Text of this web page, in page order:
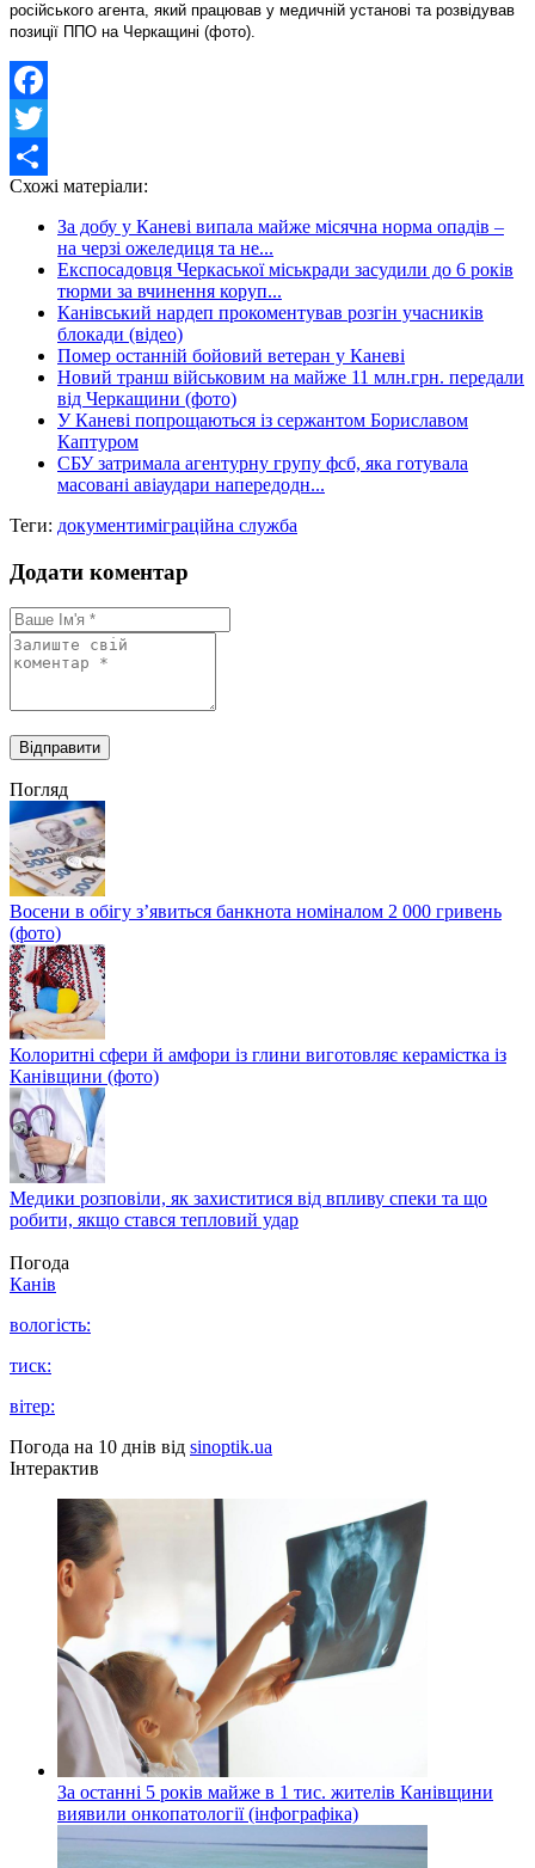
російського агента, який працював у медичній установі та розвідував
позиції ППО на Черкащині (фото).
Facebook
Twitter
Share
Схожі матеріали:
За добу у Каневі випала майже місячна норма опадів –
на черзі ожеледиця та не...
Експосадовця Черкаської міськради засудили до 6 років
тюрми за вчинення коруп...
Канівський нардеп прокоментував розгін учасників
блокади (відео)
Помер останній бойовий ветеран у Каневі
Новий транш військовим на майже 11 млн.грн. передали
від Черкащини (фото)
У Каневі попрощаються із сержантом Бориславом
Каптуром
СБУ затримала агентурну групу фсб, яка готувала
масовані авіаудари напередодн...
Теги: документиміграційна служба
Додати коментар
Погляд
Восени в обігу з’явиться банкнота номіналом 2 000 гривень
(фото)
Колоритні сфери й амфори із глини виготовляє керамістка із
Канівщини (фото)
Медики розповіли, як захиститися від впливу спеки та що
робити, якщо стався тепловий удар
Погода
Канів
вологість:
тиск:
вітер:
Погода на 10 днів від sinoptik.ua
Інтерактив
За останні 5 років майже в 1 тис. жителів Канівщини
виявили онкопатології (інфографіка)